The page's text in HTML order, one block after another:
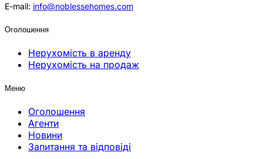
E-mail: info@noblessehomes.com
Оголошення
Нерухомість в аренду
Нерухомість на продаж
Меню
Оголошення
Агенти
Новини
Запитання та відповіді